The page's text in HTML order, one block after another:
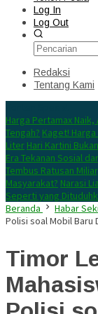
Log In
Log Out
Redaksi
Tentang Kami
Harga Pertamax
Tengah? Kaget!
Liter Hari Kartini
Era Tekanan Sosial
Tembus Ratusan
Masyarakat? Narasi
Seperti yang
Beranda
Habar
Polisi soal Mobil Baru
Timor